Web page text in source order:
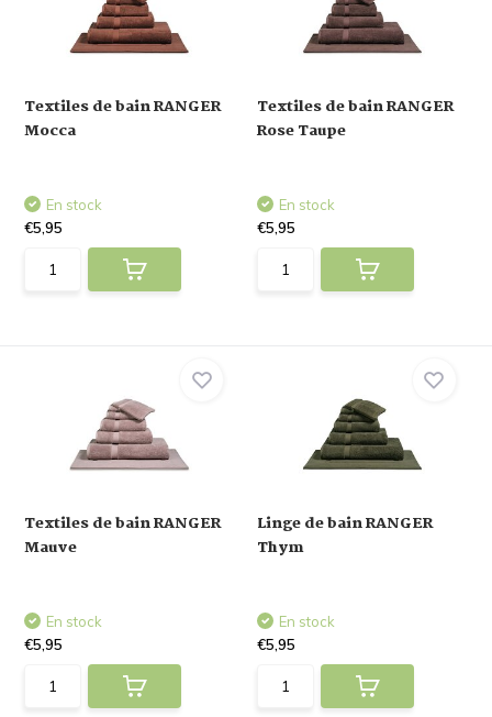
Textiles de bain RANGER
Mocca
En stock
€5,95
Textiles de bain RANGER
Rose Taupe
En stock
€5,95
Textiles de bain RANGER
Mauve
En stock
€5,95
Linge de bain RANGER
Thym
En stock
€5,95